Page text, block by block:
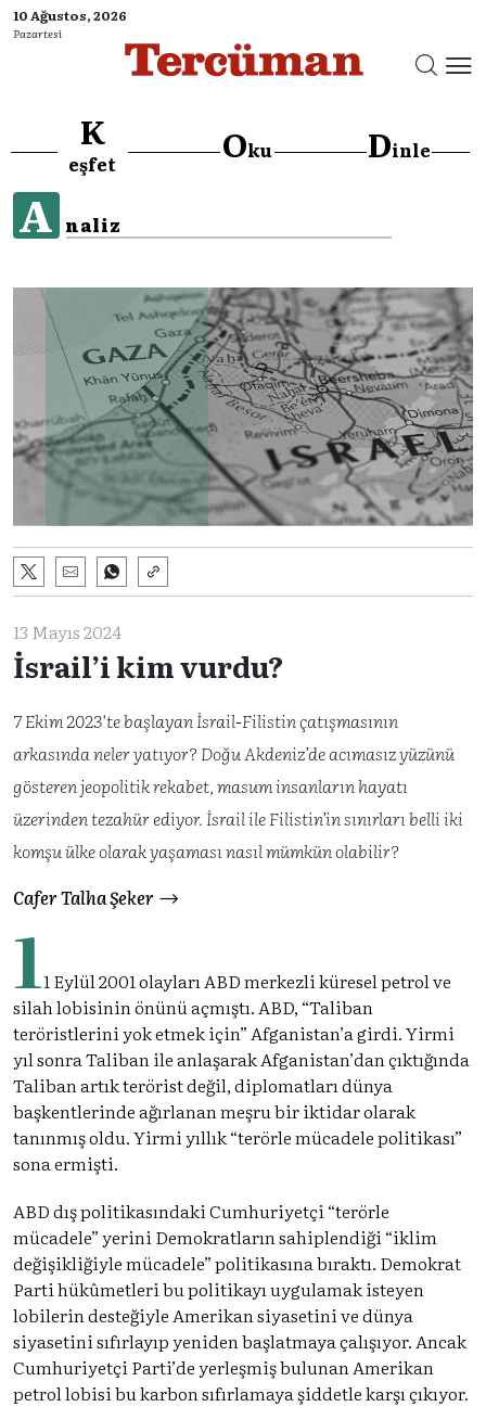
10 Ağustos, 2026
Pazartesi
K
eşfet Oku Dinle
A naliz
13 Mayıs 2024
İsrail’i kim vurdu?
7 Ekim 2023'te başlayan İsrail-Filistin çatışmasının
arkasında neler yatıyor? Doğu Akdeniz’de acımasız yüzünü
gösteren jeopolitik rekabet, masum insanların hayatı
üzerinden tezahür ediyor. İsrail ile Filistin’in sınırları belli iki
komşu ülke olarak yaşaması nasıl mümkün olabilir?
Cafer Talha Şeker
11 Eylül 2001 olayları ABD merkezli küresel petrol ve
silah lobisinin önünü açmıştı. ABD, “Taliban
teröristlerini yok etmek için” Afganistan’a girdi. Yirmi
yıl sonra Taliban ile anlaşarak Afganistan’dan çıktığında
Taliban artık terörist değil, diplomatları dünya
başkentlerinde ağırlanan meşru bir iktidar olarak
tanınmış oldu. Yirmi yıllık “terörle mücadele politikası”
sona ermişti.
ABD dış politikasındaki Cumhuriyetçi “terörle
mücadele” yerini Demokratların sahiplendiği “iklim
değişikliğiyle mücadele” politikasına bıraktı. Demokrat
Parti hükûmetleri bu politikayı uygulamak isteyen
lobilerin desteğiyle Amerikan siyasetini ve dünya
siyasetini sıfırlayıp yeniden başlatmaya çalışıyor. Ancak
Cumhuriyetçi Parti’de yerleşmiş bulunan Amerikan
petrol lobisi bu karbon sıfırlamaya şiddetle karşı çıkıyor.